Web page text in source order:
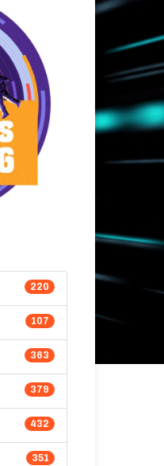
220
107
363
379
432
351